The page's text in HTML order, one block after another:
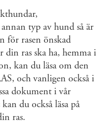
typ av hund så är
för rasen önskad
din ras ska ha, hemma i
kan du läsa om den
och vanligen också i
dokument i vår
du också läsa på
ras.